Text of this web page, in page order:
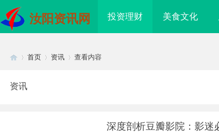
汝阳资讯网 投资理财 美食文化
首页 资讯 查看内容
资讯
深度剖析豆瓣影院：影迷